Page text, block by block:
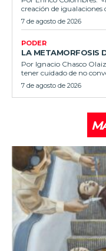
creación de igualaciones
7 de agosto de 2026
PODER
LA METAMORFOSIS
Por Ignacio Chasco
tener cuidado de no
7 de agosto de 2026